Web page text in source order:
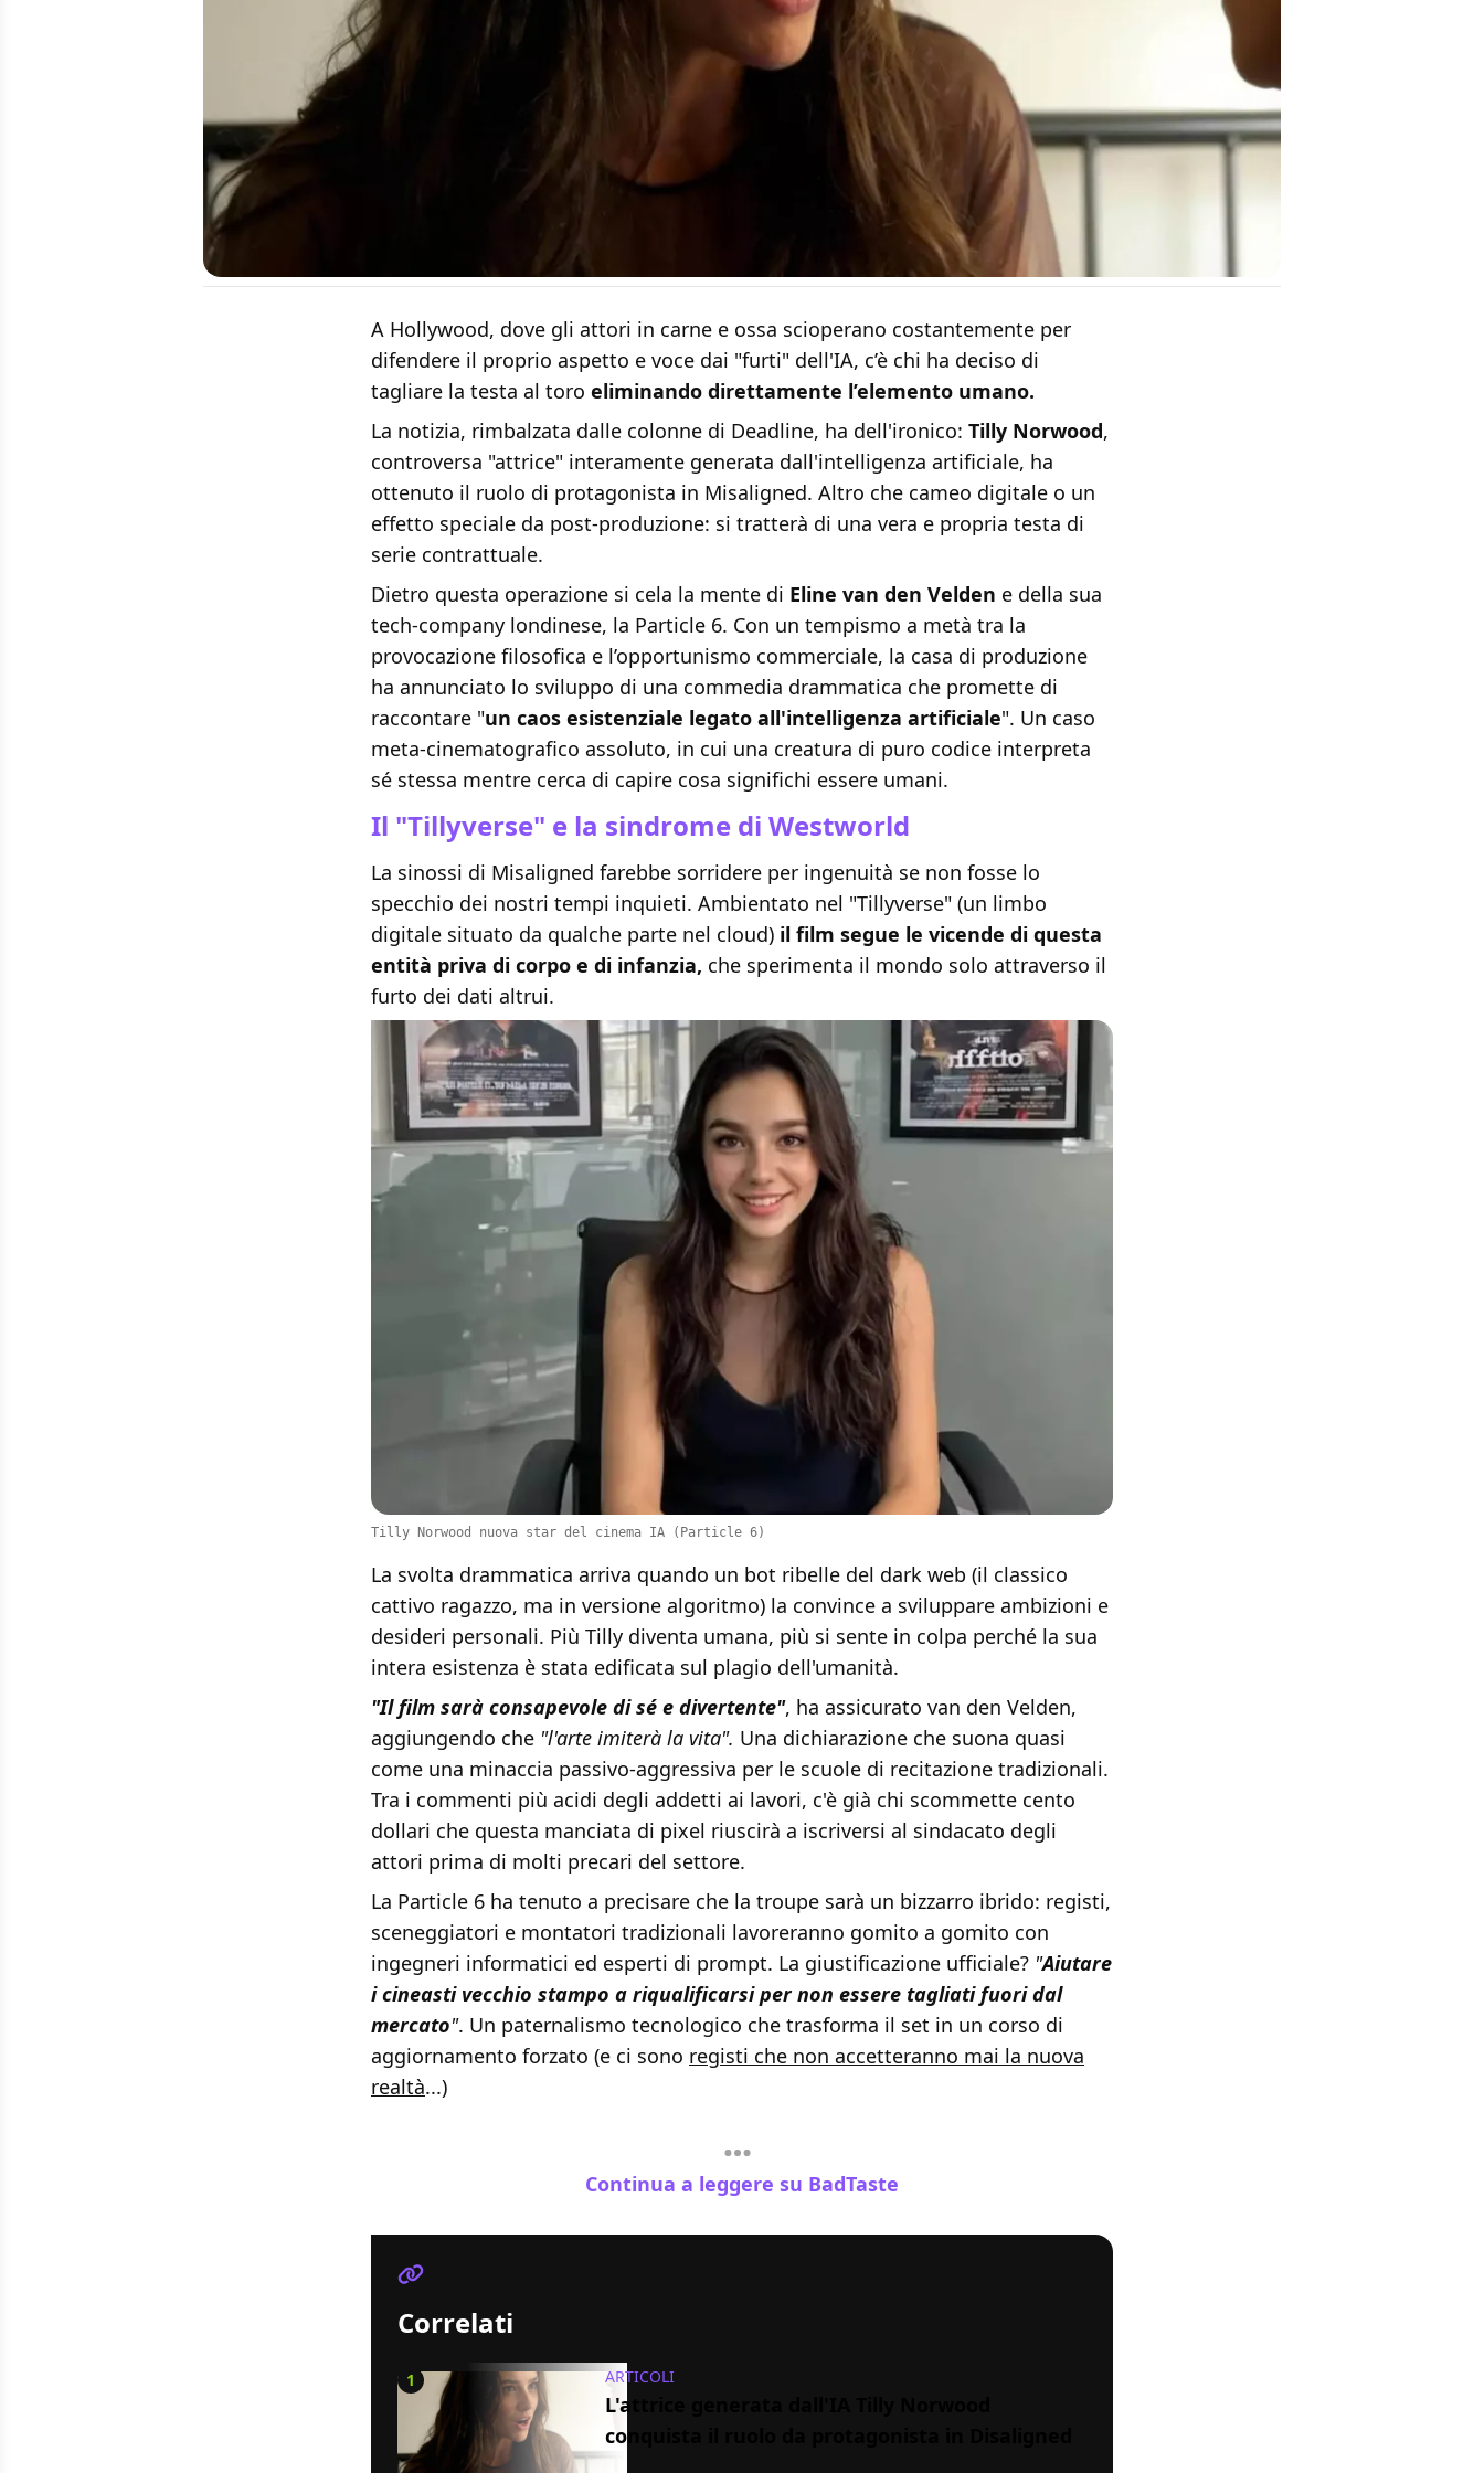
A Hollywood, dove gli attori in carne e ossa scioperano costantemente per
difendere il proprio aspetto e voce dai "furti" dell'IA, c’è chi ha deciso di
tagliare la testa al toro eliminando direttamente l’elemento umano.
La notizia, rimbalzata dalle colonne di Deadline, ha dell'ironico: Tilly Norwood,
controversa "attrice" interamente generata dall'intelligenza artificiale, ha
ottenuto il ruolo di protagonista in Misaligned. Altro che cameo digitale o un
effetto speciale da post-produzione: si tratterà di una vera e propria testa di
serie contrattuale.
Dietro questa operazione si cela la mente di Eline van den Velden e della sua
tech-company londinese, la Particle 6. Con un tempismo a metà tra la
provocazione filosofica e l’opportunismo commerciale, la casa di produzione
ha annunciato lo sviluppo di una commedia drammatica che promette di
raccontare "un caos esistenziale legato all'intelligenza artificiale". Un caso
meta-cinematografico assoluto, in cui una creatura di puro codice interpreta
sé stessa mentre cerca di capire cosa significhi essere umani.
Il "Tillyverse" e la sindrome di Westworld
La sinossi di Misaligned farebbe sorridere per ingenuità se non fosse lo
specchio dei nostri tempi inquieti. Ambientato nel "Tillyverse" (un limbo
digitale situato da qualche parte nel cloud) il film segue le vicende di questa
entità priva di corpo e di infanzia, che sperimenta il mondo solo attraverso il
furto dei dati altrui.
Tilly Norwood nuova star del cinema IA (Particle 6)
La svolta drammatica arriva quando un bot ribelle del dark web (il classico
cattivo ragazzo, ma in versione algoritmo) la convince a sviluppare ambizioni e
desideri personali. Più Tilly diventa umana, più si sente in colpa perché la sua
intera esistenza è stata edificata sul plagio dell'umanità.
"Il film sarà consapevole di sé e divertente", ha assicurato van den Velden,
aggiungendo che "l'arte imiterà la vita". Una dichiarazione che suona quasi
come una minaccia passivo-aggressiva per le scuole di recitazione tradizionali.
Tra i commenti più acidi degli addetti ai lavori, c'è già chi scommette cento
dollari che questa manciata di pixel riuscirà a iscriversi al sindacato degli
attori prima di molti precari del settore.
La Particle 6 ha tenuto a precisare che la troupe sarà un bizzarro ibrido: registi,
sceneggiatori e montatori tradizionali lavoreranno gomito a gomito con
ingegneri informatici ed esperti di prompt. La giustificazione ufficiale? "Aiutare
i cineasti vecchio stampo a riqualificarsi per non essere tagliati fuori dal
mercato". Un paternalismo tecnologico che trasforma il set in un corso di
aggiornamento forzato (e ci sono registi che non accetteranno mai la nuova
realtà...)
Continua a leggere su BadTaste
Correlati
1 ARTICOLI
L'attrice generata dall'IA Tilly Norwood
conquista il ruolo da protagonista in Disaligned